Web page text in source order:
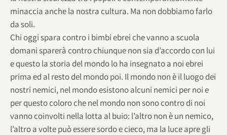
minaccia anche la nostra cultura. Ma non dobbiamo farlo
da soli.
Chi oggi spara contro i bimbi ebrei che vanno a scuola
domani sparerà contro chiunque non sia d’accordo con lui
e questo la storia del mondo lo ha insegnato a noi ebrei
prima ed al resto del mondo poi. Il mondo non è il luogo dei
nostri nemici, nel mondo esistono alcuni nemici per noi e
per questo coloro che nel mondo non sono contro di noi
vanno coinvolti nella lotta al buio: l’altro non è un nemico,
l’altro a volte può essere sordo e cieco, ma la luce apre gli